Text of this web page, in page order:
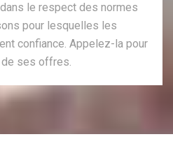
le respect des normes
pour lesquelles les
confiance. Appelez-la pour
ses offres.